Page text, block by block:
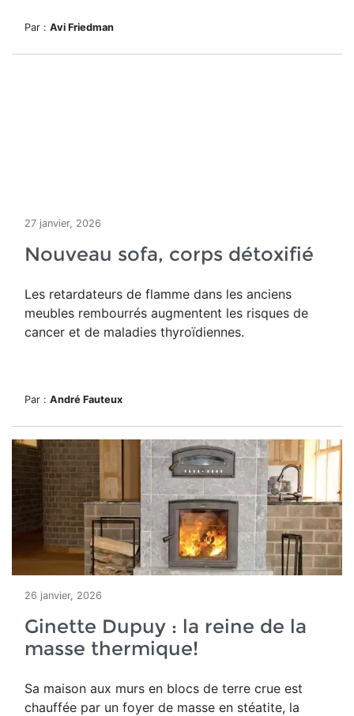
Par : Avi Friedman
27 janvier, 2026
Nouveau sofa, corps détoxifié
Les retardateurs de flamme dans les anciens
meubles rembourrés augmentent les risques de
cancer et de maladies thyroïdiennes.
Par : André Fauteux
26 janvier, 2026
Ginette Dupuy : la reine de la
masse thermique!
Sa maison aux murs en blocs de terre crue est
chauffée par un foyer de masse en stéatite, la